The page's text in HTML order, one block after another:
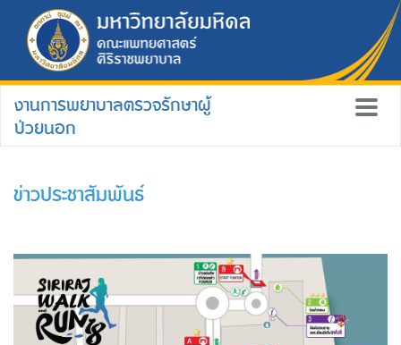
งานการพยาบาลตรวจรักษาผู้
ป่วยนอก
ข่าวประชาสัมพันธ์